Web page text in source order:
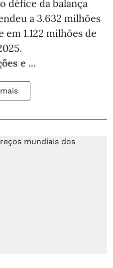
défice da balança
a 3.632 milhões
1.122 milhões de
e ...